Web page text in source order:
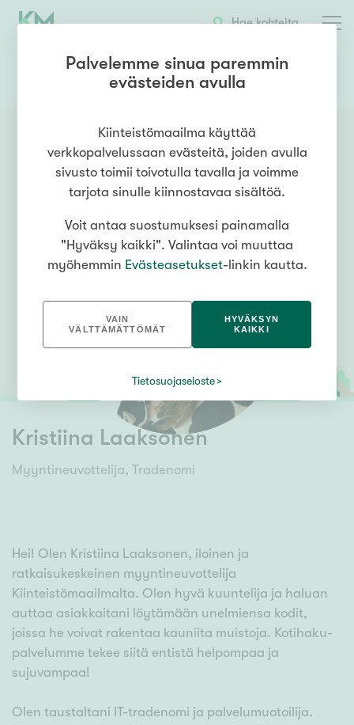
Hae kohteita
0503222772 OTA YHTEYTTÄ
Kristiina Laaksonen
Myyntineuvottelija, Tradenomi
Hei! Olen Kristiina Laaksonen, iloinen ja
ratkaisukeskeinen myyntineuvottelija
Kiinteistömaailmalta. Olen hyvä kuuntelija ja haluan
auttaa asiakkaitani löytämään unelmiensa kodit,
joissa he voivat rakentaa kauniita muistoja. Kotihaku-
palvelumme tekee siitä entistä helpompaa ja
sujuvampaa!
Olen taustaltani IT-tradenomi ja palvelumuotoilija.
Palvelemme sinua paremmin
evästeiden avulla
Kiinteistömaailma käyttää
verkkopalvelussaan evästeitä, joiden avulla
sivusto toimii toivotulla tavalla ja voimme
tarjota sinulle kiinnostavaa sisältöä.
Voit antaa suostumuksesi painamalla
"Hyväksy kaikki". Valintaa voi muuttaa
myöhemmin Evästeasetukset-linkin kautta.
VAIN
VÄLTTÄMÄTTÖMÄT
HYVÄKSYN
KAIKKI
Tietosuojaseloste